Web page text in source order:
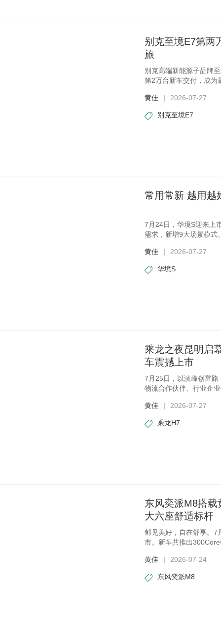
别克至境E7第两
旅
别克高端新能源子品牌
第2万台新车交付，成为
黄佳
| 2026-07-27
别克至境E7
常用常新 越用越
7月24日，华境S迎来上
需求，新增9大场景模式
黄佳
| 2026-07-27
华境S
乘龙之夜昆明启
车震撼上市
7月25日，以滇峰创富
物流合作伙伴、行业企
黄佳 | 2026-07-27
乘龙H7
东风奕派M8搭
大六座舒适标杆
郁见美好，自在舒享。7
市。新车共推出
黄佳
| 2026-07-24
东风奕派M8